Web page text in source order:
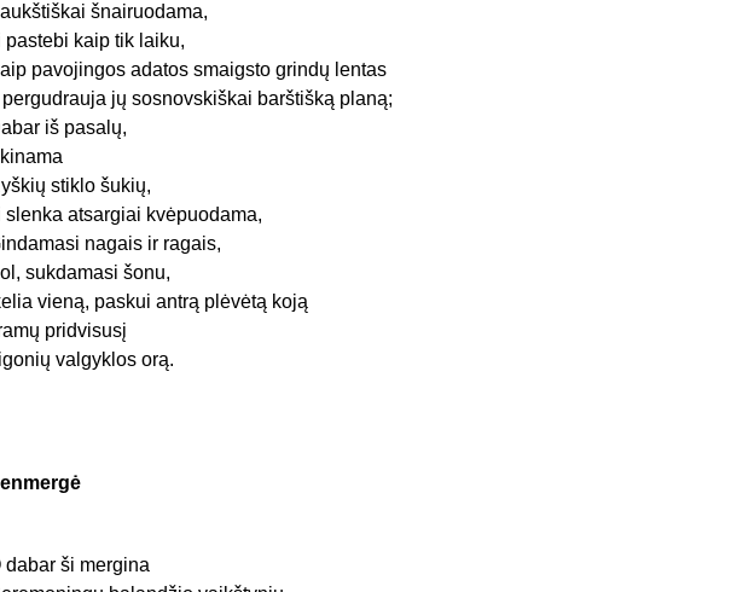
šnairuodama,
pastebi kaip tik laiku,
pavojingos adatos smaigsto grindų lentas
pergudrauja jų sosnovskiškai barštišką planą;
iš pasalų,
stiklo šukių,
slenka atsargiai kvėpuodama,
nagais ir ragais,
sukdamasi šonu,
vieną, paskui antrą plėvėtą koją
ramų pridvisusį
valgyklos orą.
dabar ši mergina